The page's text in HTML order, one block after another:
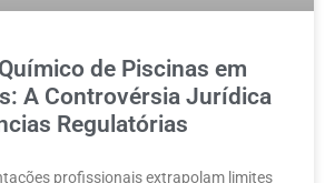
de Piscinas em
A Controvérsia Jurídica
Regulatórias
profissionais extrapolam limites